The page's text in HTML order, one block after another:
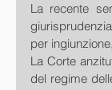
La recente
per
La Corte
del regime